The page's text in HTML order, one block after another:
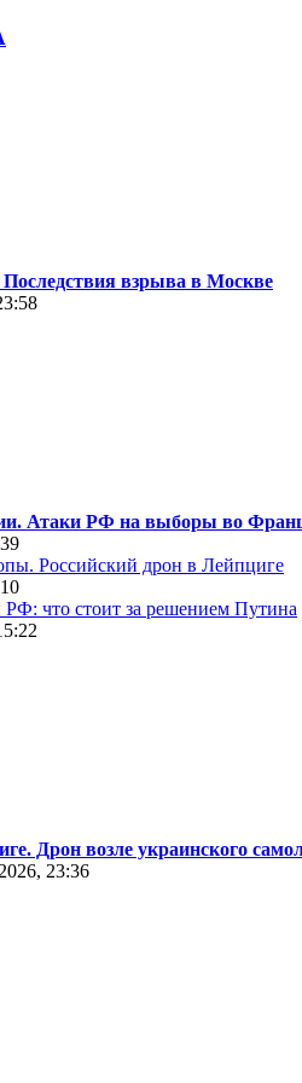
Последствия взрыва в Москве
Атаки РФ на выборы во
Российский дрон в Лейпциге
что стоит за решением Путина
Дрон возле украинского
23:36